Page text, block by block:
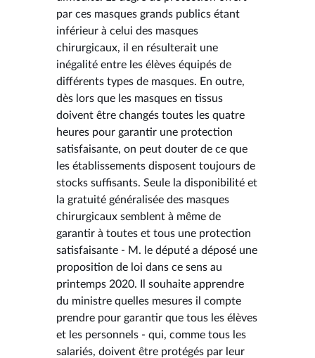
par ces masques grands publics étant
inférieur à celui des masques
chirurgicaux, il en résulterait une
inégalité entre les élèves équipés de
différents types de masques. En outre,
dès lors que les masques en tissus
doivent être changés toutes les quatre
heures pour garantir une protection
satisfaisante, on peut douter de ce que
les établissements disposent toujours de
stocks suffisants. Seule la disponibilité et
la gratuité généralisée des masques
chirurgicaux semblent à même de
garantir à toutes et tous une protection
satisfaisante - M. le député a déposé une
proposition de loi dans ce sens au
printemps 2020. Il souhaite apprendre
du ministre quelles mesures il compte
prendre pour garantir que tous les élèves
et les personnels - qui, comme tous les
salariés, doivent être protégés par leur